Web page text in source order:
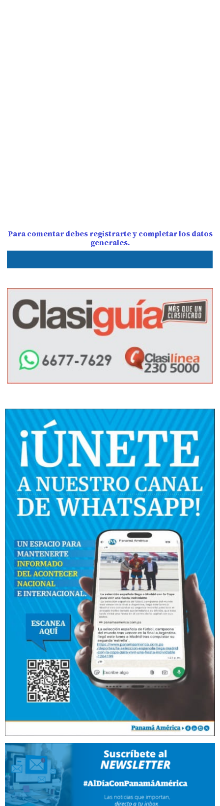
Para comentar debes registrarte y completar los datos
generales.